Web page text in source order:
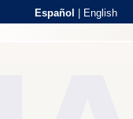
Español English